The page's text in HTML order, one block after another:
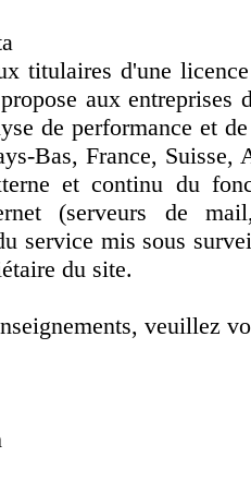
titulaires d'une
aux
de performance et
Bas, France,
et continu du
(serveurs de
service mis sous
du site.
veuillez